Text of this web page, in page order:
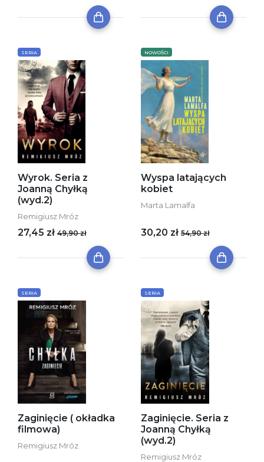
SERIA
Wyrok. Seria z
Joanną Chyłką
(wyd.2)
Remigiusz Mróz
27,45 zł 49,90 zł
NOWOŚCI
Wyspa latających
kobiet
Marta Lamalfa
30,20 zł 54,90 zł
SERIA
Zaginięcie ( okładka
filmowa)
Remigiusz Mróz
SERIA
Zaginięcie. Seria z
Joanną Chyłką
(wyd.2)
Remigiusz Mróz